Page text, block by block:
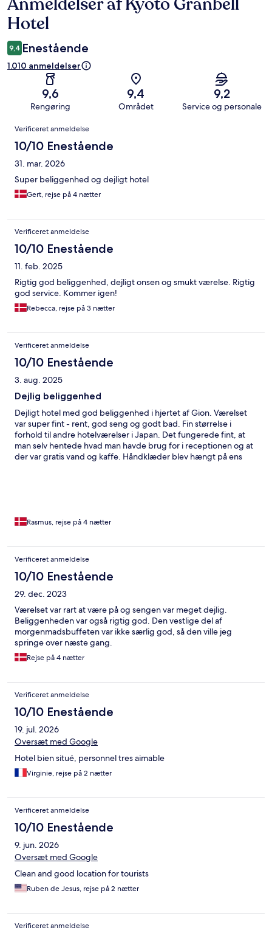
Hotel
9,4 Enestående
1.010 anmeldelser
9,6
Rengøring
9,4
Området
9,2
Service og personale
Anmeldelser
Verificeret anmeldelse
10/10 Enestående
31. mar. 2026
Super beliggenhed og dejligt hotel
Gert, rejse på 4 nætter
Verificeret anmeldelse
10/10 Enestående
11. feb. 2025
Rigtig god beliggenhed, dejligt onsen og smukt værelse. Rigtig
god service. Kommer igen!
Rebecca, rejse på 3 nætter
Verificeret anmeldelse
10/10 Enestående
3. aug. 2025
Dejlig beliggenhed
Dejligt hotel med god beliggenhed i hjertet af Gion. Værelset
var super fint - rent, god seng og godt bad. Fin størrelse i
forhold til andre hotelværelser i Japan. Det fungerede fint, at
man selv hentede hvad man havde brug for i receptionen og at
der var gratis vand og kaffe. Håndklæder blev hængt på ens
Rasmus, rejse på 4 nætter
Verificeret anmeldelse
10/10 Enestående
29. dec. 2023
Værelset var rart at være på og sengen var meget dejlig.
Beliggenheden var også rigtig god. Den vestlige del af
morgenmadsbuffeten var ikke særlig god, så den ville jeg
springe over næste gang.
Rejse på 4 nætter
Verificeret anmeldelse
10/10 Enestående
19. jul. 2026
Oversæt med Google
Hotel bien situé, personnel tres aimable
Virginie, rejse på 2 nætter
Verificeret anmeldelse
10/10 Enestående
9. jun. 2026
Oversæt med Google
Clean and good location for tourists
Ruben de Jesus, rejse på 2 nætter
Verificeret anmeldelse